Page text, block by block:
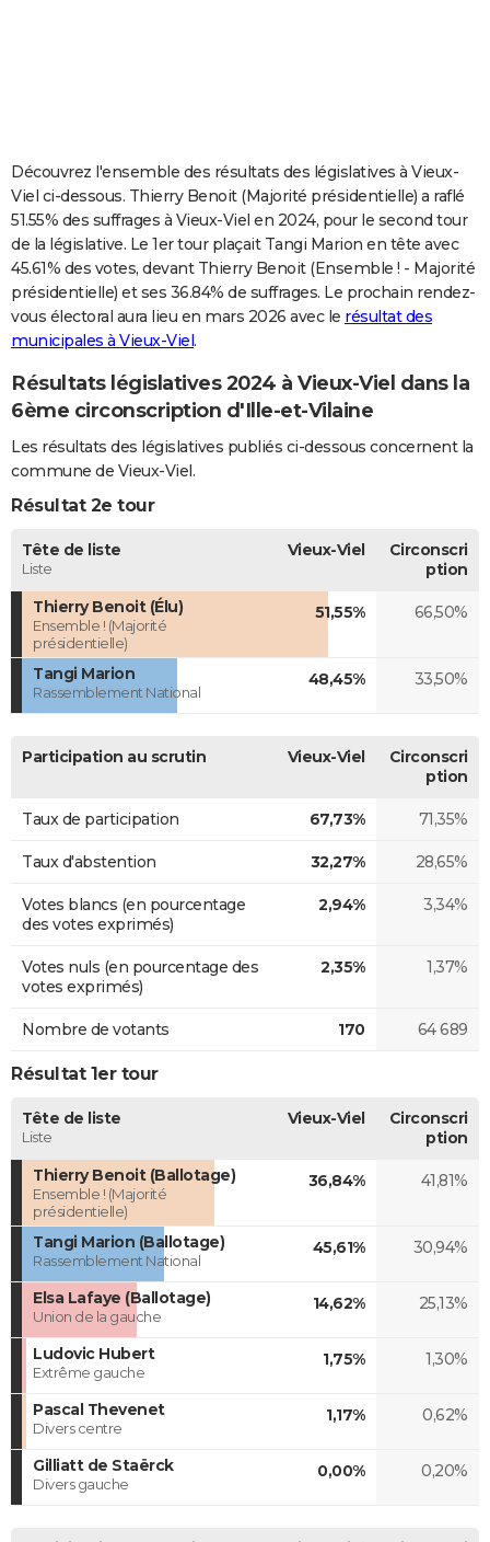
Carte de Noël
Carte Bonne année
Carte Saint-Valentin
Carte Pâques
Carte d'anniversaire
DICTIONNAIRE
Dictionnaire
Biographies
Citations
Expressions
Proverbes
PROGRAMME TV
COPAINS D'AVANT
S'inscrire
Se connecter
Lycées
Collèges
Primaires
Universités
Entreprises
Service militaire
Avis de recherche
AVIS DE DÉCÈS
FORUM
Bricolage
Lifestyle
Culture
Sport
Auto
Television
Voyage
Cinema
Découvrez l'ensemble des résultats des législatives à Vieux-
Viel ci-dessous. Thierry Benoit (Majorité présidentielle) a raflé
51.55% des suffrages à Vieux-Viel en 2024, pour le second tour
de la législative. Le 1er tour plaçait Tangi Marion en tête avec
45.61% des votes, devant Thierry Benoit (Ensemble ! - Majorité
présidentielle) et ses 36.84% de suffrages. Le prochain rendez-
vous électoral aura lieu en mars 2026 avec le résultat des
municipales à Vieux-Viel.
Résultats législatives 2024 à Vieux-Viel dans la
6ème circonscription d'Ille-et-Vilaine
Les résultats des législatives publiés ci-dessous concernent la
commune de Vieux-Viel.
Résultat 2e tour
Tête de liste
Liste
Vieux-Viel
Circonscri
ption
Thierry Benoit (Élu)
Ensemble ! (Majorité
présidentielle)
51,55% 66,50%
Tangi Marion
Rassemblement National
48,45% 33,50%
Participation au scrutin Vieux-Viel
Circonscri
ption
Taux de participation 67,73% 71,35%
Taux d'abstention 32,27% 28,65%
Votes blancs (en pourcentage
des votes exprimés)
2,94% 3,34%
Votes nuls (en pourcentage des
votes exprimés)
2,35% 1,37%
Nombre de votants 170 64 689
Résultat 1er tour
Tête de liste
Liste
Vieux-Viel
Circonscri
ption
Thierry Benoit (Ballotage)
Ensemble ! (Majorité
présidentielle)
36,84% 41,81%
Tangi Marion (Ballotage)
Rassemblement National
45,61% 30,94%
Elsa Lafaye (Ballotage)
Union de la gauche
14,62% 25,13%
Ludovic Hubert
Extrême gauche
1,75% 1,30%
Pascal Thevenet
Divers centre
1,17% 0,62%
Gilliatt de Staërck
Divers gauche
0,00% 0,20%